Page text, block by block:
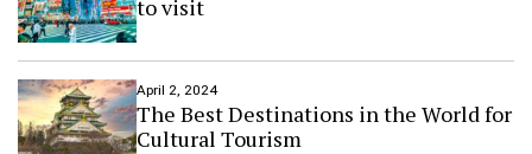
to visit
April 2, 2024
The Best Destinations in the World for
Cultural Tourism